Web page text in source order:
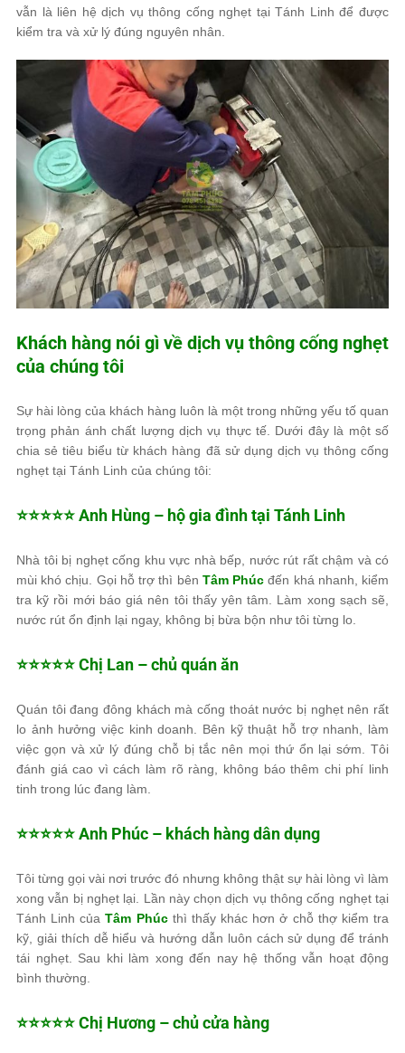
vẫn là liên hệ dịch vụ thông cống nghẹt tại Tánh Linh để được
kiểm tra và xử lý đúng nguyên nhân.
Khách hàng nói gì về dịch vụ thông cống nghẹt
của chúng tôi
Sự hài lòng của khách hàng luôn là một trong những yếu tố quan
trọng phản ánh chất lượng dịch vụ thực tế. Dưới đây là một số
chia sẻ tiêu biểu từ khách hàng đã sử dụng dịch vụ thông cống
nghẹt tại Tánh Linh của chúng tôi:
⭐️⭐️⭐️⭐️⭐️ Anh Hùng – hộ gia đình tại Tánh Linh
Nhà tôi bị nghẹt cống khu vực nhà bếp, nước rút rất chậm và có
mùi khó chịu. Gọi hỗ trợ thì bên Tâm Phúc đến khá nhanh, kiểm
tra kỹ rồi mới báo giá nên tôi thấy yên tâm. Làm xong sạch sẽ,
nước rút ổn định lại ngay, không bị bừa bộn như tôi từng lo.
⭐️⭐️⭐️⭐️⭐️ Chị Lan – chủ quán ăn
Quán tôi đang đông khách mà cống thoát nước bị nghẹt nên rất
lo ảnh hưởng việc kinh doanh. Bên kỹ thuật hỗ trợ nhanh, làm
việc gọn và xử lý đúng chỗ bị tắc nên mọi thứ ổn lại sớm. Tôi
đánh giá cao vì cách làm rõ ràng, không báo thêm chi phí linh
tinh trong lúc đang làm.
⭐️⭐️⭐️⭐️⭐️ Anh Phúc – khách hàng dân dụng
Tôi từng gọi vài nơi trước đó nhưng không thật sự hài lòng vì làm
xong vẫn bị nghẹt lại. Lần này chọn dịch vụ thông cống nghẹt tại
Tánh Linh củaTâm Phúcthì thấy khác hơn ở chỗ thợ kiểm tra
kỹ, giải thích dễ hiểu và hướng dẫn luôn cách sử dụng để tránh
tái nghẹt. Sau khi làm xong đến nay hệ thống vẫn hoạt động
bình thường.
⭐️⭐️⭐️⭐️⭐️ Chị Hương – chủ cửa hàng